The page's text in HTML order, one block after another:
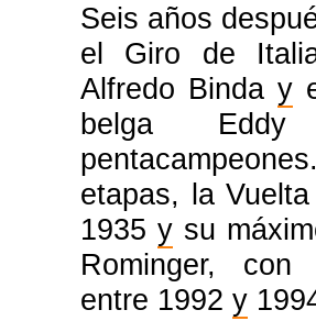
Seis años
el Giro de
Alfredo Binda y
belga
etapas, la
1935y su
Rominger, con
entre 1992 y